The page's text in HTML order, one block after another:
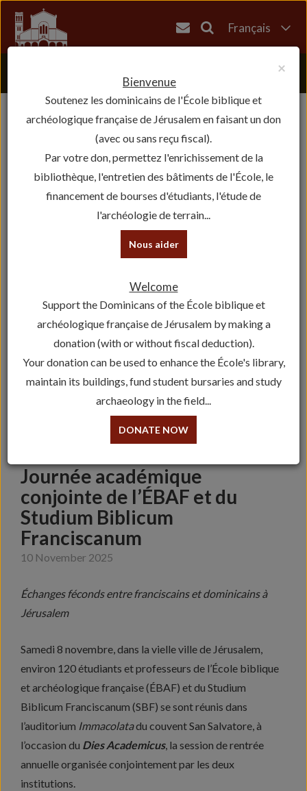
Français
עברית
Journée académique
conjointe de l’ÉBAF et du
Studium Biblicum
Franciscanum
10 November 2025
Échanges féconds entre franciscains et dominicains à
Jérusalem
Samedi 8 novembre, dans la vielle ville de Jérusalem,
environ 120 étudiants et professeurs de l’École biblique
et archéologique française (ÉBAF) et du Studium
Biblicum Franciscanum (SBF) se sont réunis dans
l’auditorium Immacolatadu couvent San Salvatore, à
l’occasion du Dies Academicus, la session de rentrée
annuelle organisée conjointement par les deux
institutions.
×
Bienvenue
Soutenez les dominicains de l'École biblique et
archéologique française de Jérusalem en faisant un don
(avec ou sans reçu fiscal).
Par votre don, permettez l'enrichissement de la
bibliothèque, l'entretien des bâtiments de l'École, le
financement de bourses d'étudiants, l'étude de
l'archéologie de terrain...
Nous aider
Welcome
Support the Dominicans of the École biblique et
archéologique française de Jérusalem by making a
donation (with or without fiscal deduction).
Your donation can be used to enhance the École's library,
maintain its buildings, fund student bursaries and study
archaeology in the field...
DONATE NOW